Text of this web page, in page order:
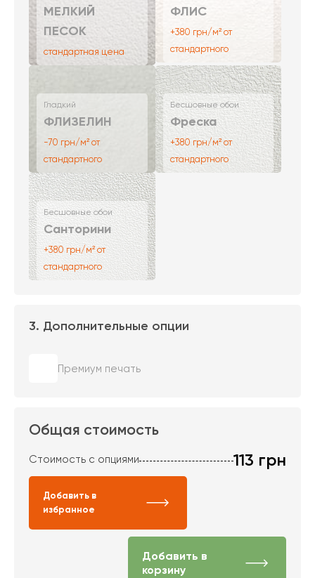
МЕЛКИЙ
ПЕСОК
стандартная цена
ФЛИС
+380 грн/м² от
стандартного
Гладкий
ФЛИЗЕЛИН
-70 грн/м² от
стандартного
Бесшовные обои
Фреска
+380 грн/м² от
стандартного
Бесшовные обои
Санторини
+380 грн/м² от
стандартного
3. Дополнительные опции
Премиум печать
Общая стоимость
Стоимость с опциями 113 грн
Добавить в
избранное
Добавить в
корзину